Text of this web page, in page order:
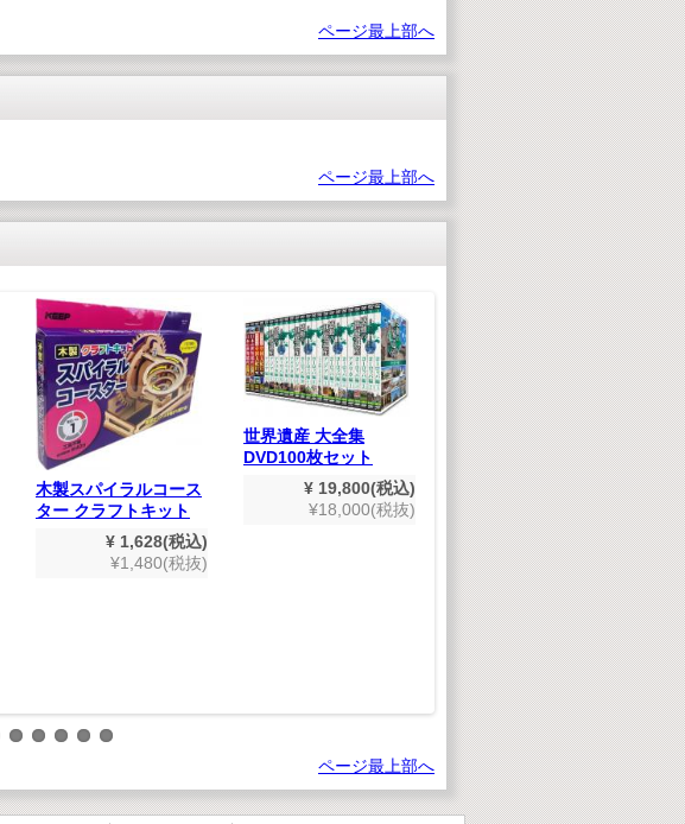
ページ最上部へ
ページ最上部へ
木製スパイラルコース
ター クラフトキット
¥ 1,628(税込)
¥1,480(税抜)
世界遺産 大全集
DVD100枚セット
¥ 19,800(税込)
¥18,000(税抜)
J-POP LOVE SONGS
～僕ときみの恋の唄
～ CD
¥ 1,848(税込)
¥1,680(税抜)
世
シ
組
ページ最上部へ